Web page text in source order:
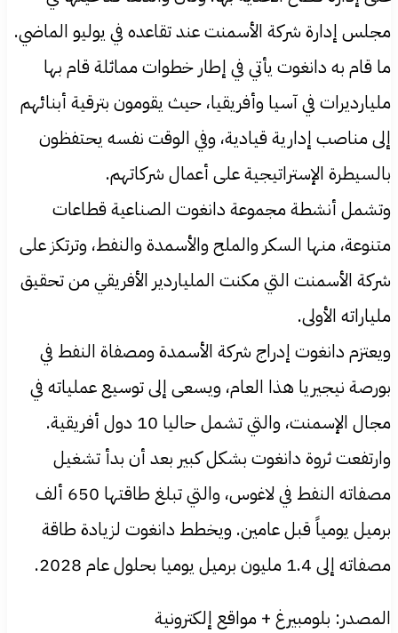
مجلس إدارة شركة الأسمنت عند تقاعده في يوليو الماضي.
ما قام به دانغوت يأتي في إطار خطوات مماثلة قام بها
مليارديرات في آسيا وأفريقيا، حيث يقومون بترقية أبنائهم
إلى مناصب إدارية قيادية، وفي الوقت نفسه يحتفظون
بالسيطرة الإستراتيجية على أعمال شركاتهم.
وتشمل أنشطة مجموعة دانغوت الصناعية قطاعات
متنوعة، منها السكر والملح والأسمدة والنفط، وترتكز على
شركة الأسمنت التي مكنت الملياردير الأفريقي من تحقيق
ملياراته الأولى.
ويعتزم دانغوت إدراج شركة الأسمدة ومصفاة النفط في
بورصة نيجيريا هذا العام، ويسعى إلى توسيع عملياته في
مجال الإسمنت، والتي تشمل حاليا 10 دول أفريقية.
وارتفعت ثروة دانغوت بشكل كبير بعد أن بدأ تشغيل
مصفاته النفط في لاغوس، والتي تبلغ طاقتها 650 ألف
برميل يومياً قبل عامين. ويخطط دانغوت لزيادة طاقة
مصفاته إلى 1.4 مليون برميل يوميا بحلول عام 2028.
المصدر: بلومبيرغ + مواقع إلكترونية